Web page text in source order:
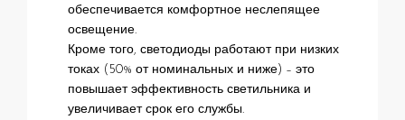
обеспечивается комфортное неслепящее
освещение.
Кроме того, светодиоды работают при низких
токах (50% от номинальных и ниже) – это
повышает эффективность светильника и
увеличивает срок его службы.